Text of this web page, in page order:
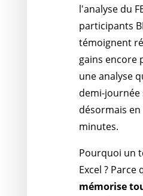
l'analyse du
participants
témoignent
gains encore
une analyse
demi-journée
désormais
minutes.
Pourquoi un
Excel ? Parce
mémorise